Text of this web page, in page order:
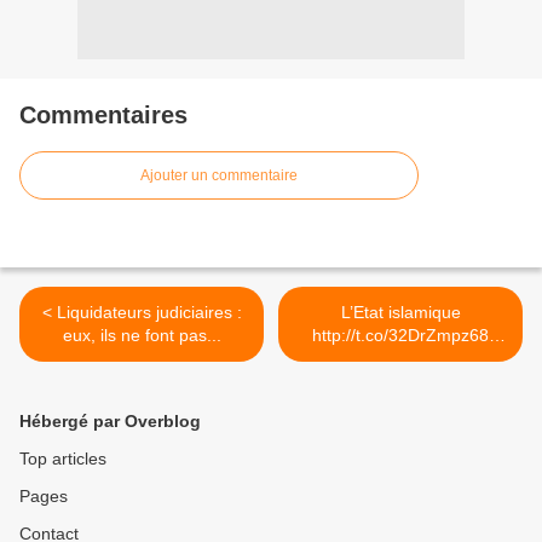
Commentaires
Ajouter un commentaire
< Liquidateurs judiciaires :
eux, ils ne font pas...
L’Etat islamique
http://t.co/32DrZmpz68
via... >
Hébergé par Overblog
Top articles
Pages
Contact